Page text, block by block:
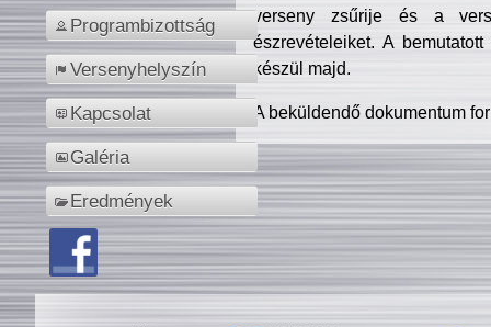
Programbizottság
Versenyhelyszín
Kapcsolat
Galéria
Eredmények
verseny zsűrije és a
észrevételeiket. A
készül majd.
A beküldendő dokumentum